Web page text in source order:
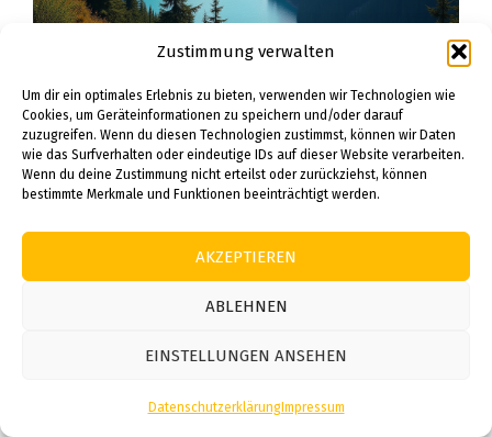
Zustimmung verwalten
Um dir ein optimales Erlebnis zu bieten, verwenden wir Technologien wie
Cookies, um Geräteinformationen zu speichern und/oder darauf
zuzugreifen. Wenn du diesen Technologien zustimmst, können wir Daten
wie das Surfverhalten oder eindeutige IDs auf dieser Website verarbeiten.
Wenn du deine Zustimmung nicht erteilst oder zurückziehst, können
bestimmte Merkmale und Funktionen beeinträchtigt werden.
AKZEPTIEREN
ABLEHNEN
EINSTELLUNGEN ANSEHEN
DatenschutzerklärungImpressum
umliegende Region British Columbia. Nur eine
Whistler Blackcomb mit seinen
Skifahren und im Sommer zum Wandern